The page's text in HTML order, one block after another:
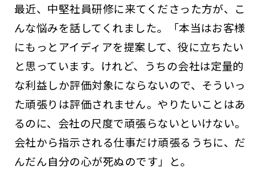
最近、中堅社員研修に来てくださった方が、こ
んな悩みを話してくれました。「本当はお客様
にもっとアイディアを提案して、役に立ちたい
と思っています。けれど、うちの会社は定量的
な利益しか評価対象にならないので、そういっ
た頑張りは評価されません。やりたいことはあ
るのに、会社の尺度で頑張らないといけない。
会社から指示される仕事だけ頑張るうちに、だ
んだん自分の心が死ぬのです」と。